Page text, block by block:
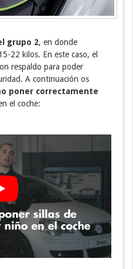
grupo 2, en donde
22 kilos. En este caso, el
respaldo para poder
A continuación os
poner correctamente
el coche: